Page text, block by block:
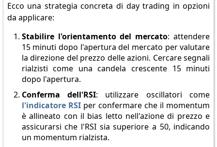
Ecco una strategia concreta di day trading in opzioni
da applicare:
Stabilire l'orientamento del mercato: attendere
15 minuti dopo l'apertura del mercato per valutare
la direzione del prezzo delle azioni. Cercare segnali
rialzisti come una candela crescente 15 minuti
dopo l'apertura.
Conferma dell'RSI: utilizzare oscillatori come
l'indicatore RSIper confermare che il momentum
è allineato con il bias letto nell'azione di prezzo e
assicurarsi che l'RSI sia superiore a 50, indicando
un momentum rialzista.